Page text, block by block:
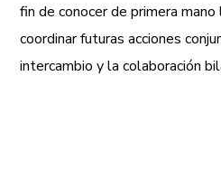
fin de conocer de primera
coordinar futuras acciones
intercambio y la colaboración